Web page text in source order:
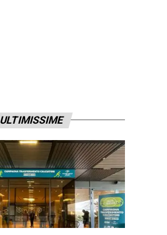
ULTIMISSIME